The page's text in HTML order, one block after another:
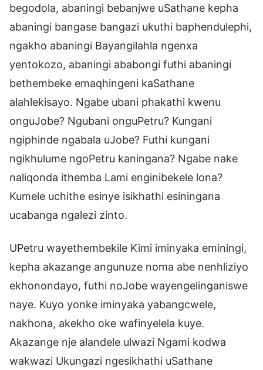
begodola, abaningi bebanjwe uSathane kepha
abaningi bangase bangazi ukuthi baphendulephi,
ngakho abaningi Bayangilahla ngenxa
yentokozo, abaningi ababongi futhi abaningi
bethembeke emaqhingeni kaSathane
alahlekisayo. Ngabe ubani phakathi kwenu
onguJobe? Ngubani onguPetru? Kungani
ngiphinde ngabala uJobe? Futhi kungani
ngikhulume ngoPetru kaningana? Ngabe nake
naliqonda ithemba Lami enginibekele lona?
Kumele uchithe esinye isikhathi esiningana
ucabanga ngalezi zinto.
UPetru wayethembekile Kimi iminyaka eminingi,
kepha akazange angunuze noma abe nenhliziyo
ekhonondayo, futhi noJobe wayengelinganiswe
naye. Kuyo yonke iminyaka yabangcwele,
nakhona, akekho oke wafinyelela kuye.
Akazange nje alandele ulwazi Ngami kodwa
wakwazi Ukungazi ngesikhathi uSathane